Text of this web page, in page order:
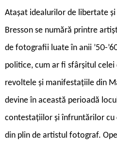
Atașat idealurilor de libertate
Bresson se numără printre
de fotografii luate în anii ’50-
politice, cum ar fi sfârșitul celei
revoltele și manifestațiile din
devine în această perioadă
contestațiilor și înfruntărilor
din plin de artistul fotograf.